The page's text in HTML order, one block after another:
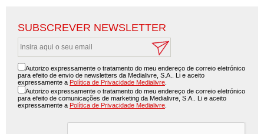
SUBSCREVER NEWSLETTER
Autorizo expressamente o tratamento do meu endereço de correio eletrónico
para efeito de envio de newsletters da Medialivre, S.A.. Li e aceito
expressamente a Política de Privacidade Medialivre
Autorizo expressamente o tratamento do meu endereço de correio eletrónico
para efeito de comunicações de marketing da Medialivre, S.A.. Li e aceito
expressamente a Política de Privacidade Medialivre